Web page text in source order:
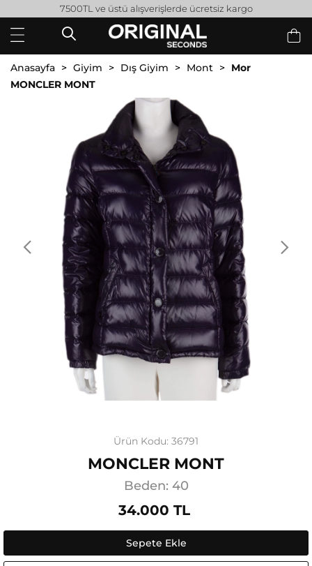
7500TL ve üstü alışverişlerde ücretsiz kargo
Anasayfa Giyim Dış Giyim Mont
Mor
MONCLER MONT
Ürün Kodu: 36791
MONCLER MONT
Beden: 40
34.000 TL
Sepete Ekle